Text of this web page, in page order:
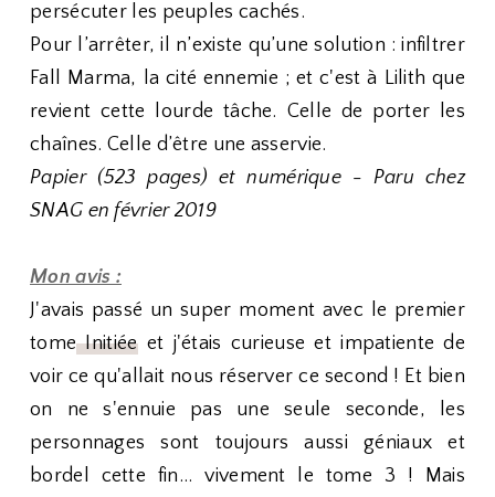
persécuter les peuples cachés.
Pour l’arrêter, il n’existe qu’une solution : infiltrer
Fall Marma, la cité ennemie ; et c'est à Lilith que
revient cette lourde tâche. Celle de porter les
chaînes. Celle d’être une asservie.
Papier (523 pages) et numérique - Paru chez
SNAG en février 2019
Mon avis :
J'avais passé un super moment avec le premier
tomeInitiéeet j'étais curieuse et impatiente de
voir ce qu'allait nous réserver ce second ! Et bien
on ne s'ennuie pas une seule seconde, les
personnages sont toujours aussi géniaux et
bordel cette fin... vivement le tome 3 ! Mais